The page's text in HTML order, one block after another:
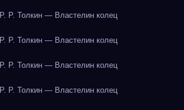
Р. Толкин — Властелин колец
Р. Толкин — Властелин колец
Р. Толкин — Властелин колец
Р. Толкин — Властелин колец